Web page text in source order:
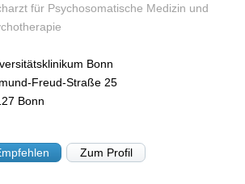
für Psychosomatische Medizin und
Bonn
Freud-Straße 25
Bonn
Zum Profil